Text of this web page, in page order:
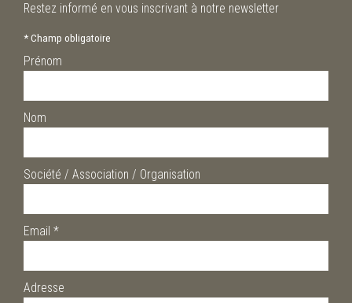
Restez informé en vous inscrivant à notre newsletter
*Champ obligatoire
Prénom
Nom
Société / Association / Organisation
Email *
Adresse